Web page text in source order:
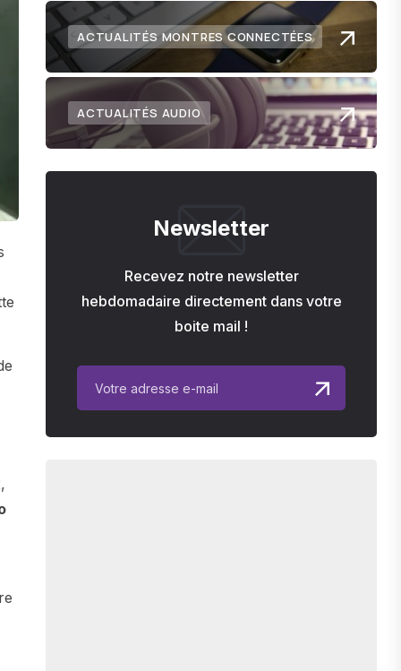
ACTUALITÉS MONTRES CONNECTÉES
ACTUALITÉS AUDIO
Newsletter
Recevez notre newsletter
hebdomadaire directement dans votre
boite mail !